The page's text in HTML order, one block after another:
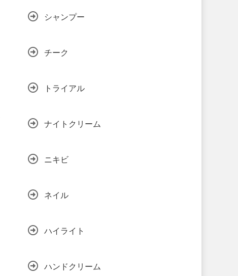
シャンプー
チーク
トライアル
ナイトクリーム
ニキビ
ネイル
ハイライト
ハンドクリーム